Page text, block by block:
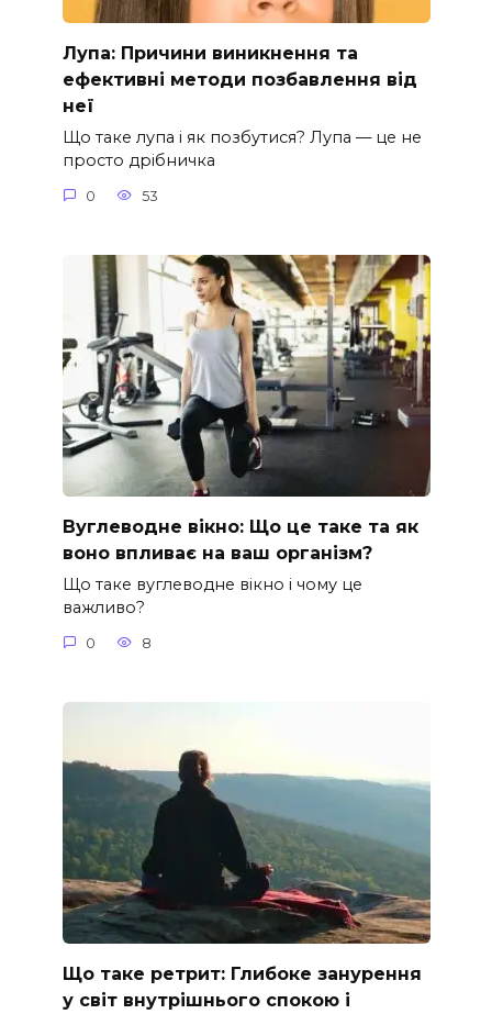
Лупа: Причини виникнення та
ефективні методи позбавлення від
неї
Що таке лупа і як позбутися? Лупа — це не
просто дрібничка
0 53
Вуглеводне вікно: Що це таке та як
воно впливає на ваш організм?
Що таке вуглеводне вікно і чому це
важливо?
0 8
Що таке ретрит: Глибоке занурення
у світ внутрішнього спокою і